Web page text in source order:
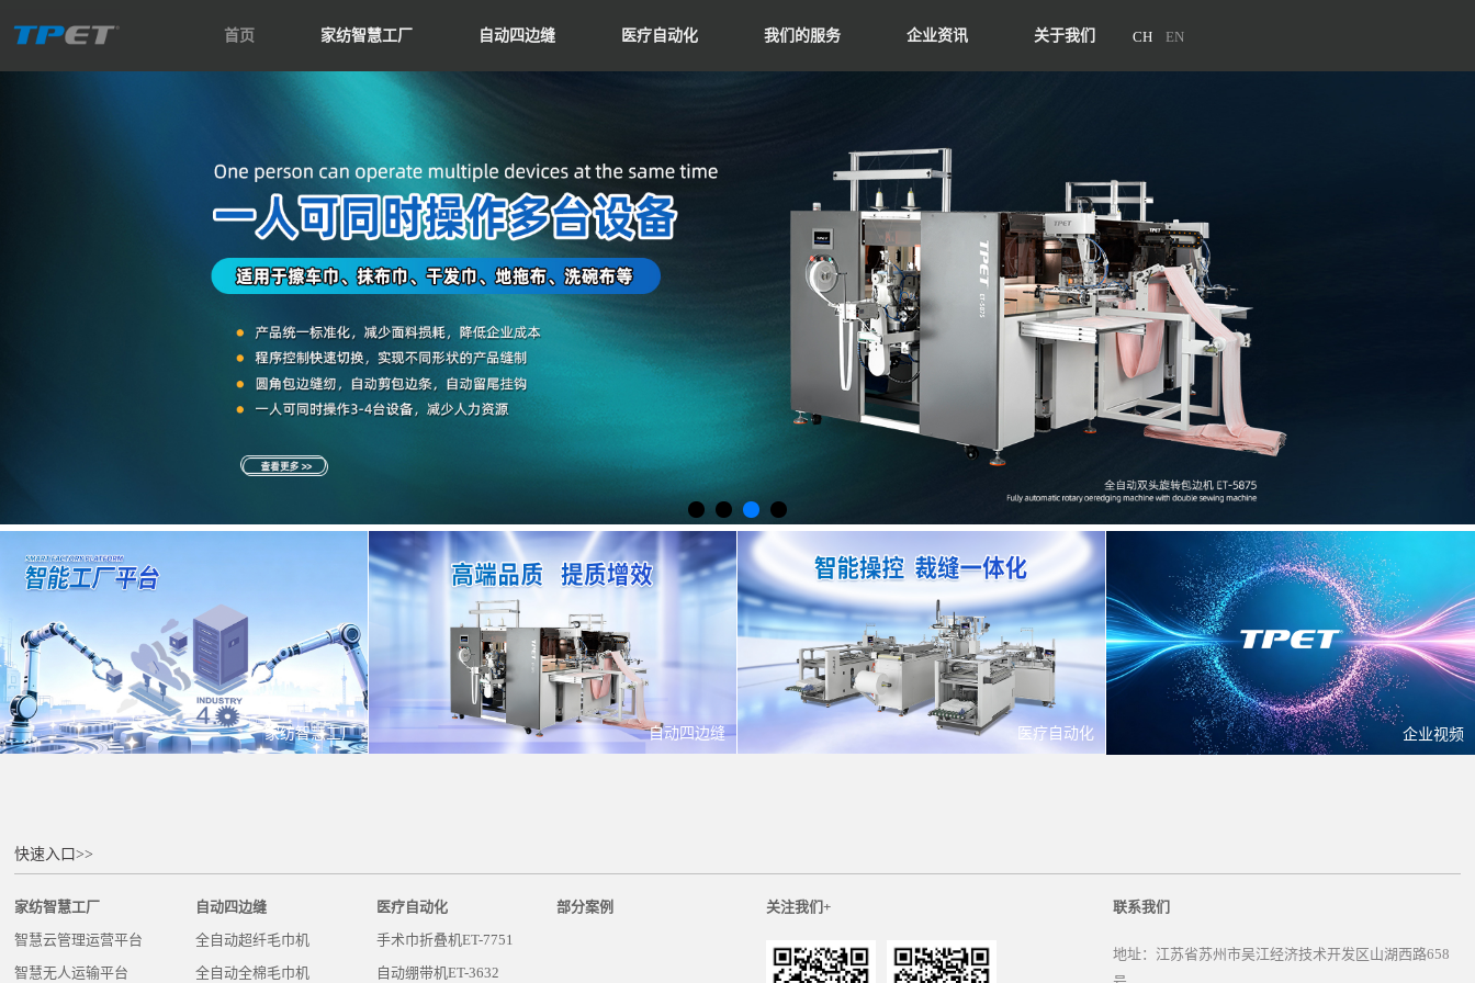
首页 家纺智慧工厂 自动四边缝 医疗自动化 我们的服务 企业资讯 关于我们 CH EN
家纺智慧工厂 自动四边缝 医疗自动化 企业视频
快速入口>>
家纺智慧工厂
智慧云管理运营平台
智慧无人运输平台
自动四边缝
全自动超纤毛巾机
全自动全棉毛巾机
医疗自动化
手术巾折叠机ET-7751
自动绷带机ET-3632
部分案例 关注我们+ 联系我们
地址：江苏省苏州市吴江经济技术开发区山湖西路658